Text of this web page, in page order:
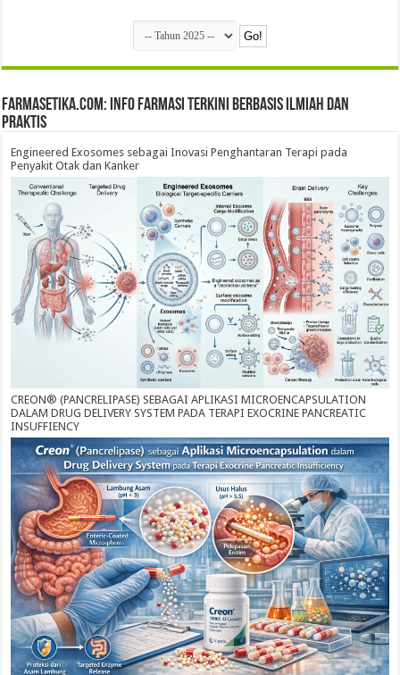
farmasetika.com: Info Farmasi Terkini Berbasis Ilmiah dan
Praktis
Engineered Exosomes sebagai Inovasi Penghantaran Terapi pada
Penyakit Otak dan Kanker
CREON® (PANCRELIPASE) SEBAGAI APLIKASI MICROENCAPSULATION
DALAM DRUG DELIVERY SYSTEM PADA TERAPI EXOCRINE PANCREATIC
INSUFFIENCY